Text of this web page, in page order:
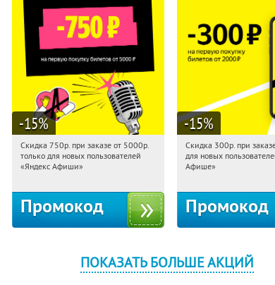
-15%
08:41:43 Получили:114
Россия
Скидка 750р. при заказе от 5000р.
только для новых пользователей
«Яндекс Афиши»
Промокод
-15%
08:41:43
Россия
Скидка 300р. при
для новых
Афише»
Промокод
ПОКАЗАТЬ БОЛЬШЕ АКЦИЙ